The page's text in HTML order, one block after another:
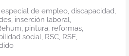
DisArte
Actualidad
de empleo, discapacidad,
, inserción laboral,
, pintura, reformas,
social, RSC, RSE,